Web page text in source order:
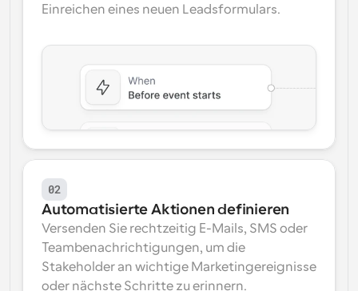
Einreichen eines neuen Leadsformulars.
02
Automatisierte Aktionen definieren
Versenden Sie rechtzeitig E-Mails, SMS oder
Teambenachrichtigungen, um die
Stakeholder an wichtige Marketingereignisse
oder nächste Schritte zu erinnern.